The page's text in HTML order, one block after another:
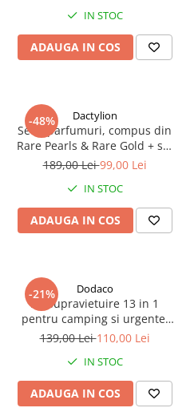
multifunctional pentru
intretinerea dispozitivelor
electronice
IN STOC
ADAUGA IN COS
-48% Dactylion
Set 2 parfumuri, compus din
Rare Pearls & Rare Gold + set
4 accesorii păr – ofertă
189,00 Lei99,00 Lei
IN STOC
ADAUGA IN COS
-21% Dodaco
Kit supravietuire 13 in 1
pentru camping si urgente,
trusa compacta cu busola,
accesorii outdoor
139,00 Lei110,00 Lei
IN STOC
ADAUGA IN COS